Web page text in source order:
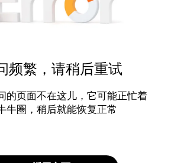
频繁，请稍后重试
的页面不在这儿，它可能正忙着
牛圈，稍后就能恢复正常